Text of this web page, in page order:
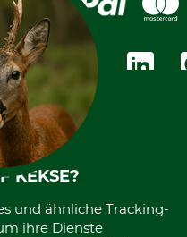
Bestellung widerrufen
Widerrufsbelehrung
Widerrufsformular
Kostenloser Rückversand
Nachhaltigkeit
Entsorgung und Umwelt
Datenschutz Print
Ratenkauf
Rechnung
Vorkasse
Karriere
Termine
Ladengeschäft
Motorgeräteshop
Über uns
Community
International
Kooperationen
Alle Preise in Euro
KEKSE?
und ähnliche Tracking-
ihre Dienste